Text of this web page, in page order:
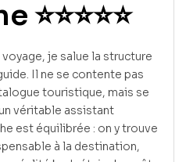
voyage, je salue la structure
Il ne se contente pas
touristique, mais se
véritable assistant
est équilibrée : on y trouve
à la destination,